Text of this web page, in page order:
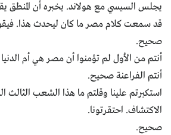
يجلس السيسي مع هولاند. يخبره أن المنطق
قد سمعت كلام مصر ما كان ليحدث هذا.
صحيح.
أنتم من الأول لم تؤمنوا أن مصر هي أم
أنتم الفراعنة صحيح.
استكبرتم علينا وقلتم ما هذا الشعب الثالث
الاكتشاف. احتقرتونا.
صحيح.